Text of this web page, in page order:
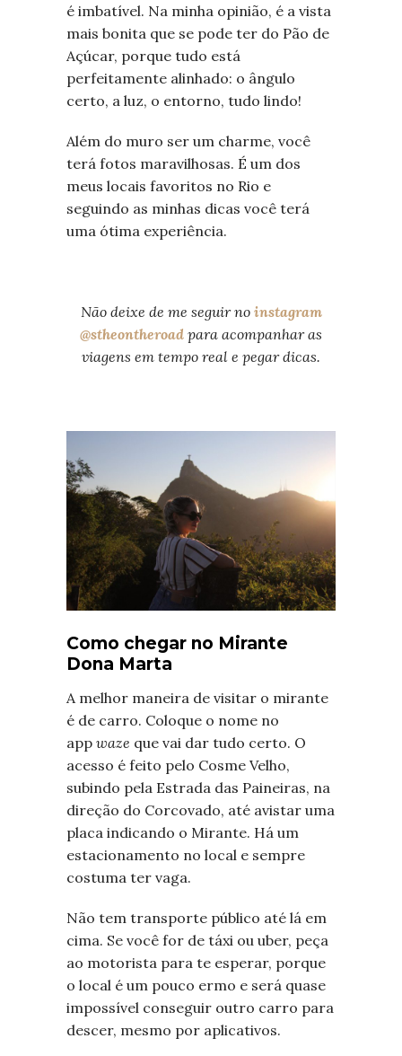
é imbatível. Na minha opinião, é a vista
mais bonita que se pode ter do Pão de
Açúcar, porque tudo está
perfeitamente alinhado: o ângulo
certo, a luz, o entorno, tudo lindo!
Além do muro ser um charme, você
terá fotos maravilhosas. É um dos
meus locais favoritos no Rio e
seguindo as minhas dicas você terá
uma ótima experiência.
Não deixe de me seguir no instagram
@stheontheroad para acompanhar as
viagens em tempo real e pegar dicas.
Como chegar no Mirante
Dona Marta
A melhor maneira de visitar o mirante
é de carro. Coloque o nome no
app waze que vai dar tudo certo. O
acesso é feito pelo Cosme Velho,
subindo pela Estrada das Paineiras, na
direção do Corcovado, até avistar uma
placa indicando o Mirante. Há um
estacionamento no local e sempre
costuma ter vaga.
Não tem transporte público até lá em
cima. Se você for de táxi ou uber, peça
ao motorista para te esperar, porque
o local é um pouco ermo e será quase
impossível conseguir outro carro para
descer, mesmo por aplicativos.